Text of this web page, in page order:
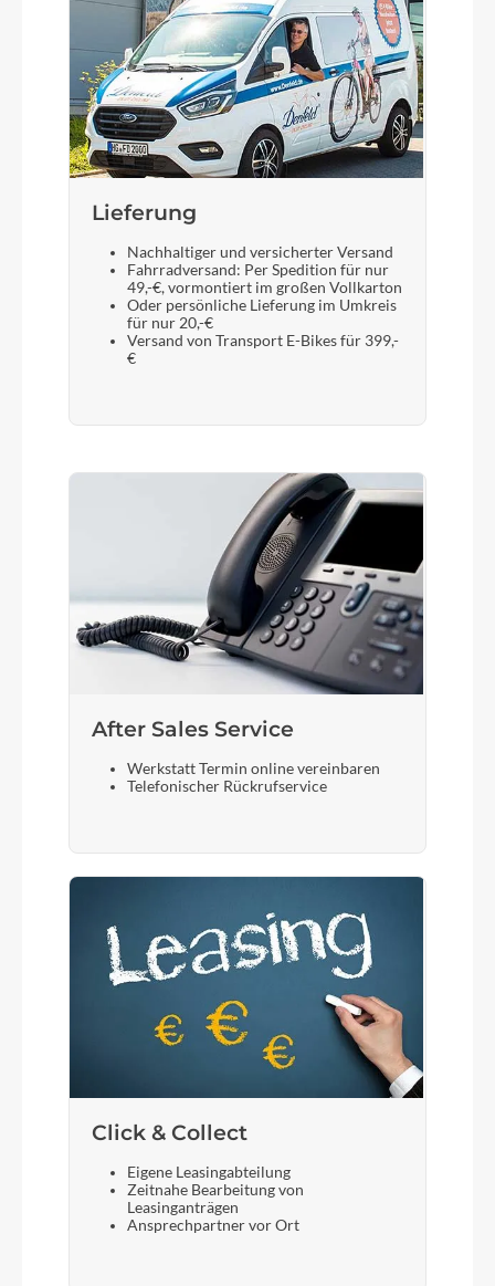
Lieferung
Nachhaltiger und versicherter Versand
Fahrradversand: Per Spedition für nur
49,-€, vormontiert im großen Vollkarton
Oder persönliche Lieferung im Umkreis
für nur 20,-€
Versand von Transport E-Bikes für 399,-
€
After Sales Service
Werkstatt Termin online vereinbaren
Telefonischer Rückrufservice
Click & Collect
Eigene Leasingabteilung
Zeitnahe Bearbeitung von
Leasinganträgen
Ansprechpartner vor Ort